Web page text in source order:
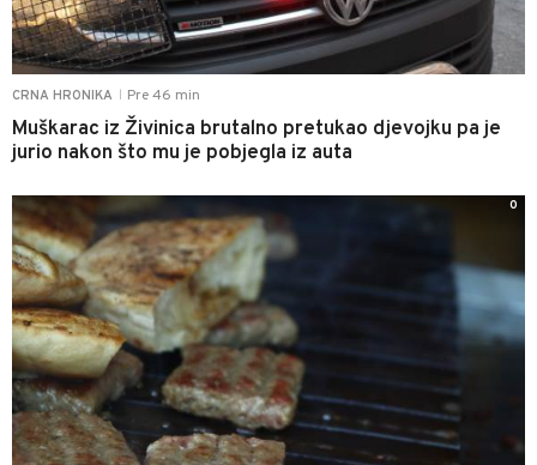
CRNA HRONIKA Pre 46 min
Muškarac iz Živinica brutalno pretukao djevojku pa je
jurio nakon što mu je pobjegla iz auta
0